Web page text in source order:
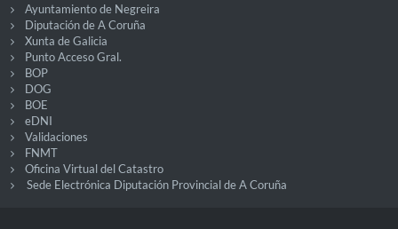
Ayuntamiento de Negreira
Diputación de A Coruña
Xunta de Galicia
Punto Acceso Gral.
BOP
DOG
BOE
eDNI
Validaciones
FNMT
Oficina Virtual del Catastro
Sede Electrónica Diputación Provincial de A Coruña